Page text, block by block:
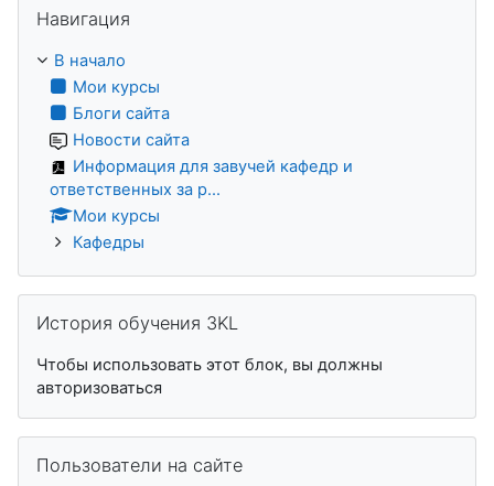
Навигация
В начало
Мои курсы
Блоги сайта
Новости сайта
Информация для завучей кафедр и
ответственных за р...
Мои курсы
Кафедры
История обучения 3KL
Чтобы использовать этот блок, вы должны
авторизоваться
Пользователи на сайте